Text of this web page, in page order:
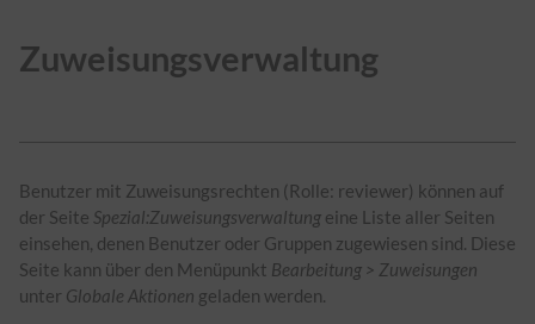
Zuweisungsverwaltung
Benutzer mit Zuweisungsrechten (Rolle: reviewer) können auf
der Seite Spezial:Zuweisungsverwaltung eine Liste aller Seiten
einsehen, denen Benutzer oder Gruppen zugewiesen sind. Diese
Seite kann über den Menüpunkt Bearbeitung > Zuweisungen
unter Globale Aktionen geladen werden.